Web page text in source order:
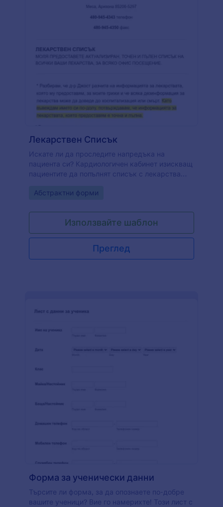
Лекарствен Списък
Искате ли да проследите напредъка на
пациента си? Кардиологичен кабинет изискващ
пациентите да попълнят списък с лекарства
съдържа лична информация за пациента,
лекарства, лекарства без рецепта, диабетични,
хранителни добавки и витамини, история на
тютюнопушенето, консумация на алкохол и
употреба на кофеин.
Go to Category:
Абстрактни форми
Използвайте шаблон
Преглед
Форма за ученически данни
Търсите ли форма, за да опознаете по-добре
вашите ученици? Вие го намерихте! Този лист с